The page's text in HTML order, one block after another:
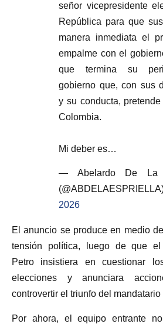
señor vicepresidente
República para que
manera inmediata el
empalme con el
que termina su
gobierno que, con sus
y su conducta,
Colombia.
Mi deber es…
— Abelardo De La
2026
El anuncio se produce en medio
tensión política, luego de que el
Petro insistiera en cuestionar
elecciones y anunciara
controvertir el triunfo del mandatario
Por ahora, el equipo entrante